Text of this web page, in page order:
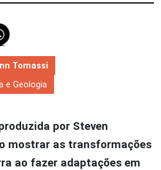
Tomassi
e Geologia
por Steven
mostrar as transformações
ao fazer adaptações em